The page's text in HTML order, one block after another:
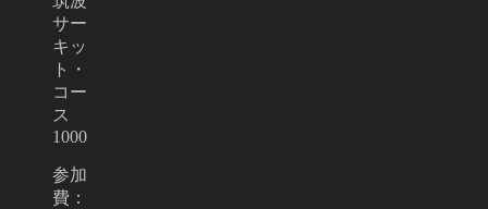
サー
キッ
ト・
コー
ス
1000
参加
費：